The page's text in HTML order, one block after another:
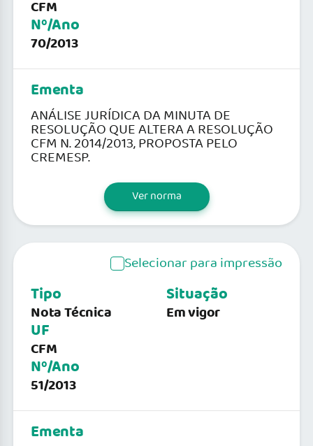
CFM
Nº/Ano
70/2013
Ementa
ANÁLISE JURÍDICA DA MINUTA DE
RESOLUÇÃO QUE ALTERA A RESOLUÇÃO
CFM N. 2014/2013, PROPOSTA PELO
CREMESP.
Ver norma
Selecionar para impressão
Tipo
Nota Técnica
UF
CFM
Nº/Ano
51/2013
Situação
Em vigor
Ementa